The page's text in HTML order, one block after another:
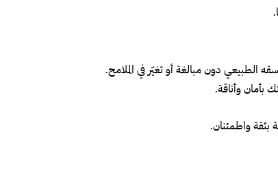
الطبيعي دون مبالغة أو تغيّر في الملامح.
بأمان وأناقة.